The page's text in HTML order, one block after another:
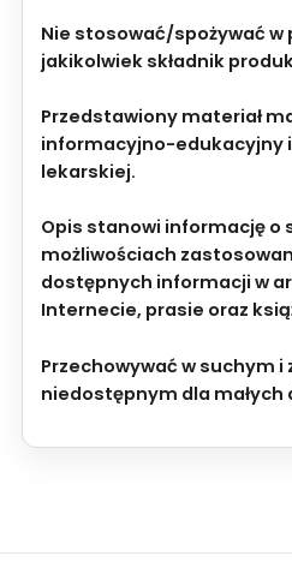
Nie stosować/spożywać w
jakikolwiek składnik
Przedstawiony materiał
informacyjno-edukacyjny
lekarskiej.
Opis stanowi informację o
możliwościach
dostępnych informacji w
Internecie, prasie oraz
Przechowywać w suchym
niedostępnym dla małych